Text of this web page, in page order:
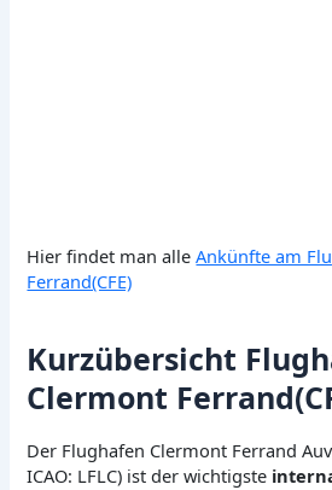
Hier findet man alleAnkünfte am
Ferrand(CFE)
Kurzübersicht
Clermont
Der Flughafen Clermont Ferrand
ICAO: LFLC) ist der wichtigste